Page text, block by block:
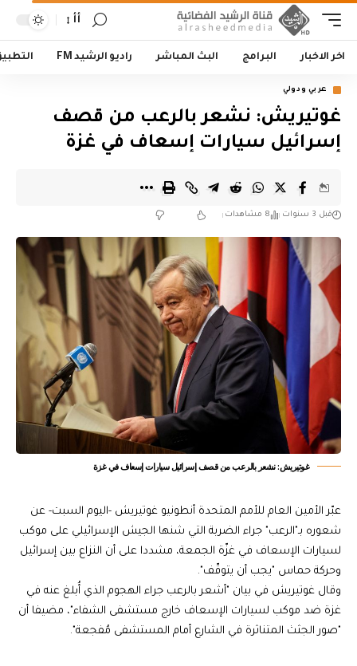
أأ
اخر الاخبار البرامج البث المباشر راديو الرشيد FM
عربي ودولي
غوتيريش: نشعر بالرعب من قصف
إسرائيل سيارات إسعاف في غزة
قبل 3 سنوات 8 مشاهدات
غوتيريش: نشعر بالرعب من قصف إسرائيل سيارات إسعاف في غزة
عبّر الأمين العام للأمم المتحدة أنطونيو غوتيريش -اليوم السبت- عن
شعوره بـ"الرعب" جراء الضربة التي شنها الجيش الإسرائيلي على موكب
لسيارات الإسعاف في غزّة الجمعة، مشددا على أن النزاع بين إسرائيل
وحركة حماس "يجب أن يتوقّف".
وقال غوتيريش في بيان "أشعر بالرعب جراء الهجوم الذي أُبلغ عنه في
غزة ضد موكب لسيارات الإسعاف خارج مستشفى الشفاء"، مضيفا أن
"صور الجثث المتناثرة في الشارع أمام المستشفى مُفجعة".